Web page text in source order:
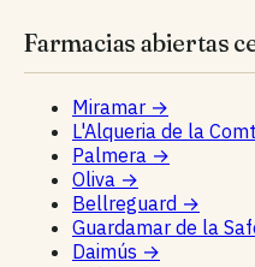
Farmacias abiertas
Miramar →
L'Alqueria de la
Palmera →
Oliva →
Bellreguard →
Guardamar de la
Daimús →